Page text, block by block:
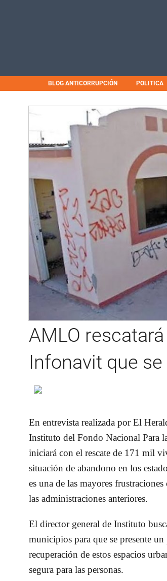
BLOG ANTICORRUPCIÓN POLITICA
AMLO
Infonavit que
En entrevista realizada por El
Instituto del Fondo Nacional Para
iniciará con el rescate de 171 mil
situación de abandono en los
es una de las mayores
las administraciones anteriores.
El director general de Instituto
municipios para que se presente
recuperación de estos espacios
segura para las personas.